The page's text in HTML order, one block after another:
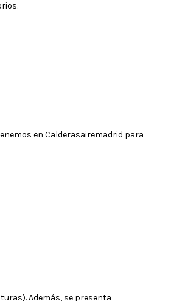
en Calderasairemadrid para
Además, se presenta